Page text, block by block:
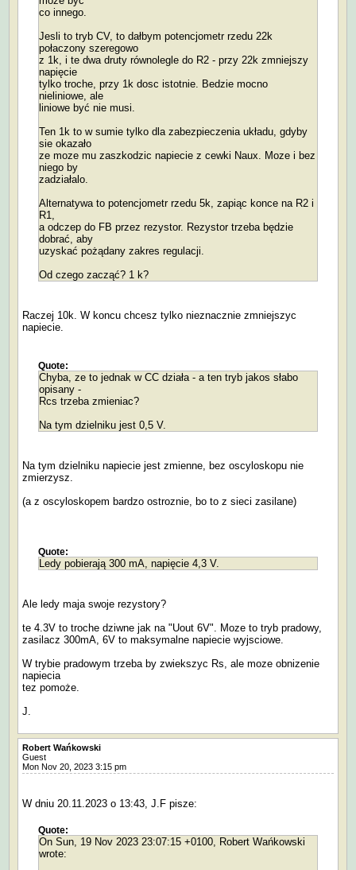
co innego.
Jesli to tryb CV, to dałbym potencjometr rzedu 22k
połaczony szeregowo
z 1k, i te dwa druty równolegle do R2 - przy 22k zmniejszy
napięcie
tylko troche, przy 1k dosc istotnie. Bedzie mocno
nieliniowe, ale
liniowe być nie musi.
Ten 1k to w sumie tylko dla zabezpieczenia układu, gdyby
sie okazało
ze moze mu zaszkodzic napiecie z cewki Naux. Moze i bez
niego by
zadziałalo.
Alternatywa to potencjometr rzedu 5k, zapiąc konce na R2 i
R1,
a odczep do FB przez rezystor. Rezystor trzeba będzie
dobrać, aby
uzyskać pożądany zakres regulacji.
Od czego zacząć? 1 k?
Raczej 10k. W koncu chcesz tylko nieznacznie zmniejszyc
napiecie.
Quote:
Chyba, ze to jednak w CC działa - a ten tryb jakos słabo
opisany -
Rcs trzeba zmieniac?
Na tym dzielniku jest 0,5 V.
Na tym dzielniku napiecie jest zmienne, bez oscyloskopu nie
zmierzysz.
(a z oscyloskopem bardzo ostroznie, bo to z sieci zasilane)
Quote:
Ledy pobierają 300 mA, napięcie 4,3 V.
Ale ledy maja swoje rezystory?
te 4.3V to troche dziwne jak na "Uout 6V". Moze to tryb pradowy,
zasilacz 300mA, 6V to maksymalne napiecie wyjsciowe.
W trybie pradowym trzeba by zwiekszyc Rs, ale moze obnizenie
napiecia
tez pomoże.
J.
Robert Wańkowski
Guest
Mon Nov 20, 2023 3:15 pm
W dniu 20.11.2023 o 13:43, J.F pisze:
Quote:
On Sun, 19 Nov 2023 23:07:15 +0100, Robert Wańkowski
wrote: